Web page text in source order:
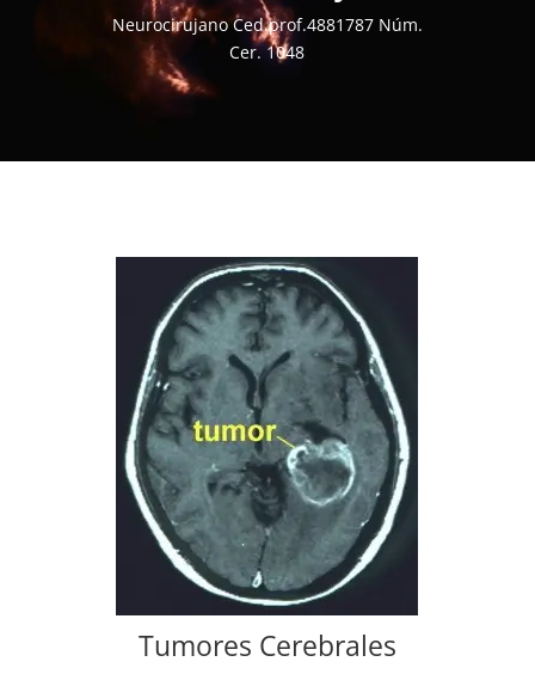
Neurocirujano Ced.prof.4881787 Núm.
Cer. 1048
Tumores Cerebrales